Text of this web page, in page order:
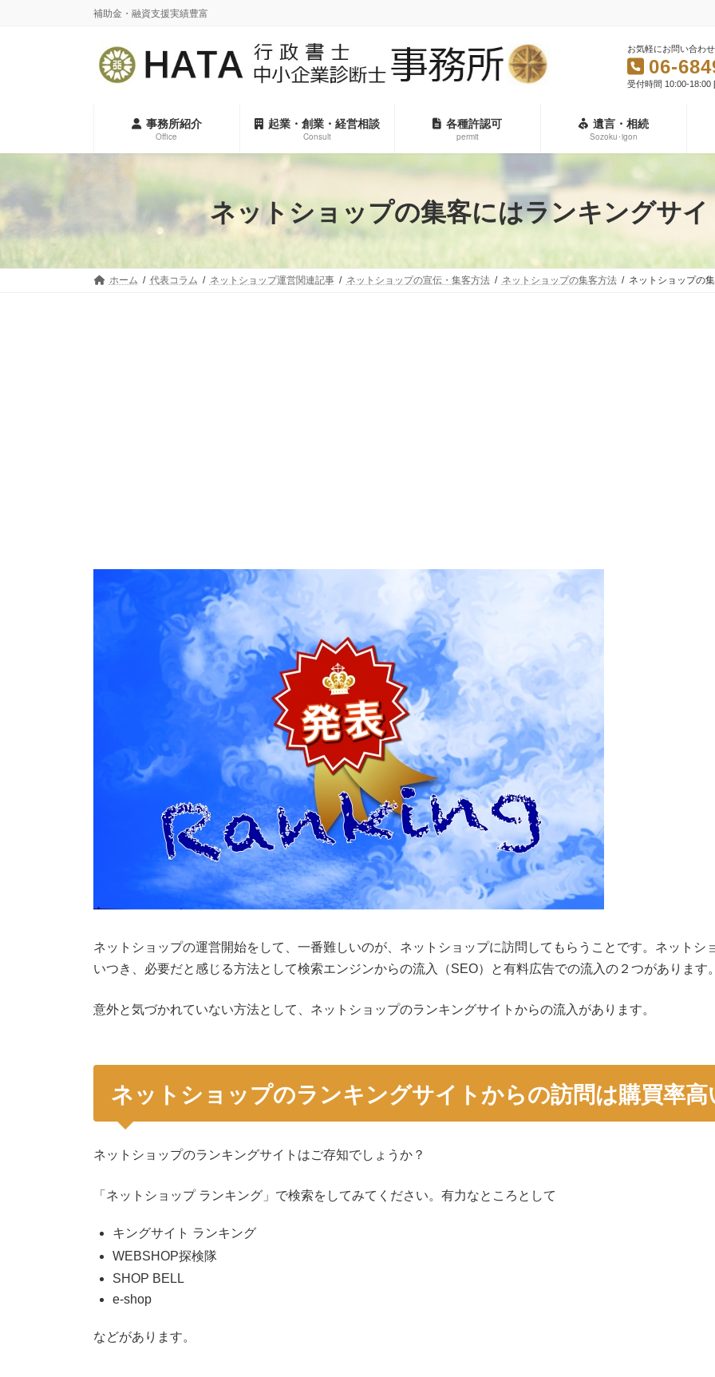
プ
動
補助金・融資支援実績豊富
お気軽にお問い合わ
06-
受付時間 10:00-18:00
事務所紹介
Office
起業・創業・経営相談
Consult
各種許認可
permit
遺言・相続
Sozoku･igon
ネットショップの集客にはランキングサ
ホーム 代表コラム ネットショップ運営関連記事 ネットショップの宣伝・集客方法 ネットショップの集客方法 ネットショップの
ネットショップの運営開始をして、一番難しいのが、ネットショップに訪問してもらうことです。ネット
いつき、必要だと感じる方法として検索エンジンからの流入（SEO）と有料広告での流入の２つがあります
意外と気づかれていない方法として、ネットショップのランキングサイトからの流入があります。
ネットショップのランキングサイトからの訪問は購買率高
ネットショップのランキングサイトはご存知でしょうか？
「ネットショップ ランキング」で検索をしてみてください。有力なところとして
キングサイト ランキング
WEBSHOP探検隊
SHOP BELL
e-shop
などがあります。